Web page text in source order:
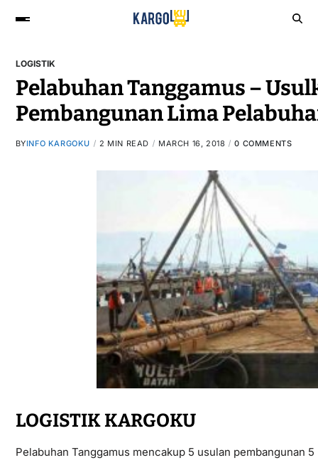
LOGISTIK
Pelabuhan Tanggamus –
Pembangunan Lima
BYINFO KARGOKU 2 MIN READ MARCH 16, 2018 0 COMMENTS
LOGISTIK KARGOKU
Pelabuhan Tanggamus mencakup 5 usulan pembangunan 5